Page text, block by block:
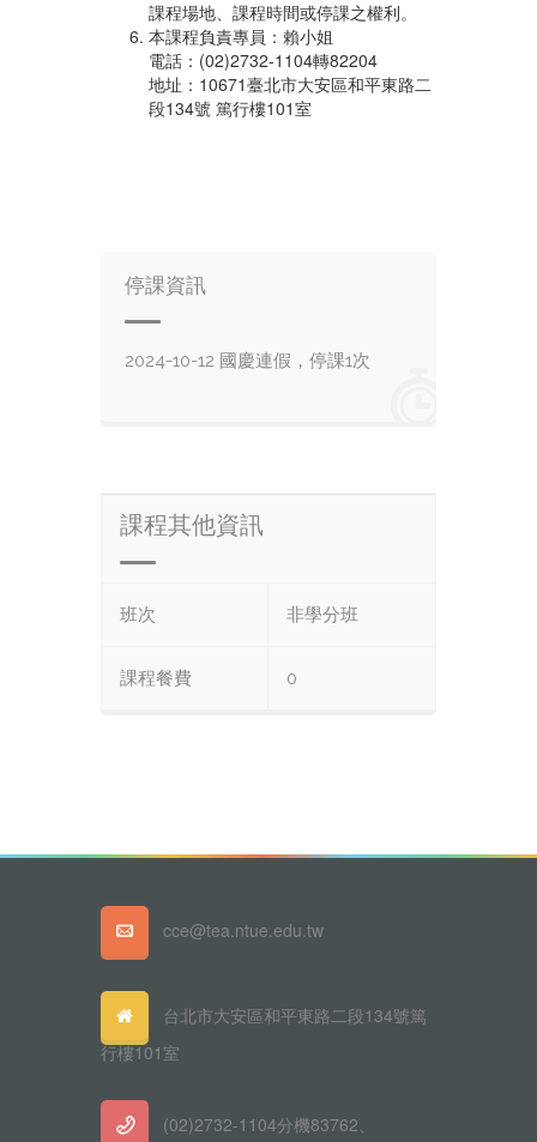
課程場地、課程時間或停課之權利。
本課程負責專員：賴小姐
電話：(02)2732-1104轉82204
地址：10671臺北市大安區和平東路二
段134號 篤行樓101室
停課資訊
2024-10-12 國慶連假，停課1次
課程其他資訊
班次 非學分班
課程餐費 0
cce@tea.ntue.edu.tw
台北市大安區和平東路二段134號篤
行樓101室
(02)2732-1104分機83762、